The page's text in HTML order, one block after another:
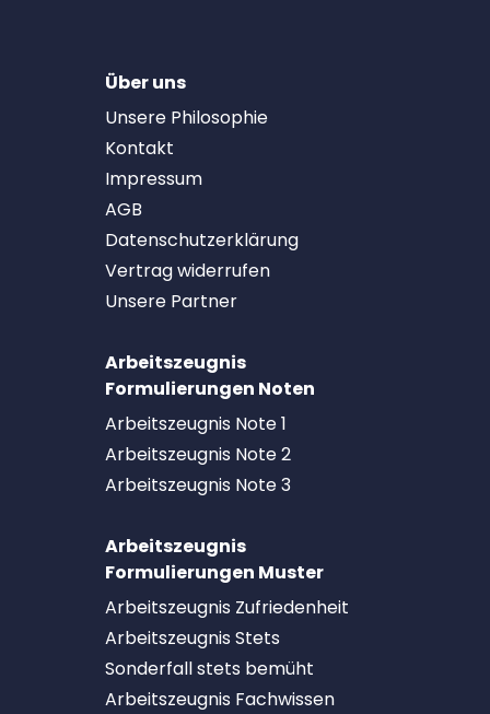
Über uns
Unsere Philosophie
Kontakt
Impressum
AGB
Datenschutzerklärung
Vertrag widerrufen
Unsere Partner
Arbeitszeugnis
Formulierungen Noten
Arbeitszeugnis Note 1
Arbeitszeugnis Note 2
Arbeitszeugnis Note 3
Arbeitszeugnis
Formulierungen Muster
Arbeitszeugnis Zufriedenheit
Arbeitszeugnis Stets
Sonderfall stets bemüht
Arbeitszeugnis Fachwissen